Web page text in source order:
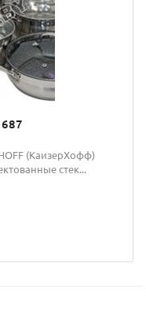
(КаизерХофф)
стек...